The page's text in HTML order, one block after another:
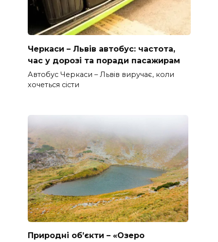
Черкаси – Львів автобус: частота,
час у дорозі та поради пасажирам
Автобус Черкаси – Львів виручає, коли
хочеться сісти
Природні об’єкти – «Озеро